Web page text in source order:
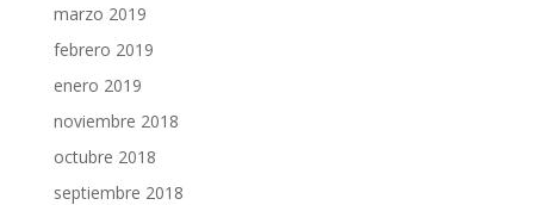
marzo 2019
febrero 2019
enero 2019
noviembre 2018
octubre 2018
septiembre 2018